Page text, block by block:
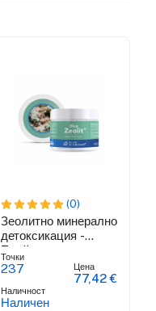
(0)
Зеолитно минерално
детоксикация -
Zeolit
Точки
237
Наличност
Наличен
Цена
77,42 €